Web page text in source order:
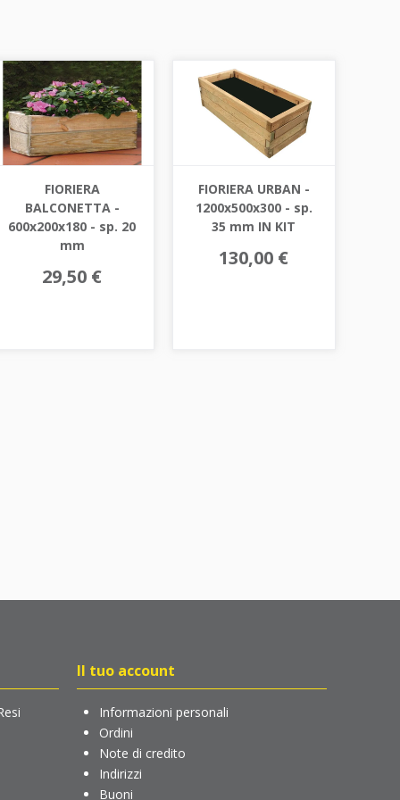
FIORIERA
BALCONETTA -
600x200x180 - sp. 20
mm
29,50 €
FIORIERA URBAN -
1200x500x300 - sp.
35 mm IN KIT
130,00 €
Il tuo account
Informazioni personali
Ordini
Note di credito
Indirizzi
Buoni